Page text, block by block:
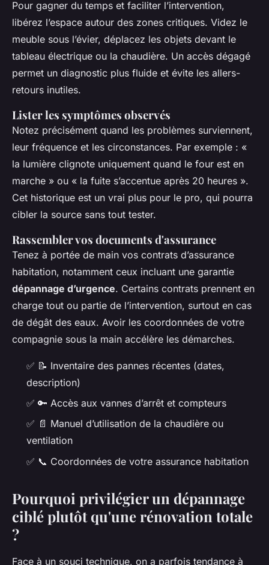
Pour gagner du temps et faciliter l’intervention,
libérez l’espace autour des zones critiques. Videz le
meuble sous l’évier, déplacez les objets devant le
tableau électrique ou la chaudière. Un accès dégagé
permet un diagnostic plus fluide et évite les allers-
retours inutiles.
Lister les symptômes observés
Notez précisément quand les problèmes surviennent,
leur fréquence et les circonstances. Par exemple : «
la lumière clignote uniquement quand le four est en
marche » ou « la fuite s’accentue après 20 heures ».
Cet historique est un vrai plus pour le pro, qui pourra
cibler la source sans tout tester.
Rassembler vos documents d'assurance
Tenez à portée de main vos contrats d’assurance
habitation, notamment ceux incluant une garantie
dépannage d’urgence. Certains contrats prennent en
charge tout ou partie de l’intervention, surtout en cas
de dégât des eaux. Avoir les coordonnées de votre
compagnie sous la main accélère les démarches.
✅ 📝 Inventaire des pannes récentes (dates,
description)
✅ 🔑 Accès aux vannes d’arrêt et compteurs
✅ 📄 Manuel d’utilisation de la chaudière ou
ventilation
✅ 📞 Coordonnées de votre assurance habitation
Pourquoi privilégier un dépannage
ciblé plutôt qu'une rénovation totale
?
Face à un souci technique, on a parfois tendance à